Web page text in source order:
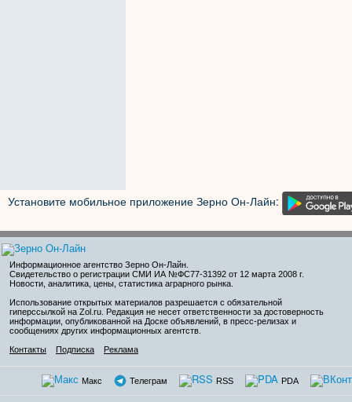
Установите мобильное приложение Зерно Он-Лайн:
Информационное агентство Зерно Он-Лайн
Свидетельство о регистрации СМИ ИА №ФС77-31392 от 12 марта 2008 г.
Новости, аналитика, цены, статистика аграрного рынка.
Использование открытых материалов разрешается с обязательной
гиперссылкой на Zol.ru. Редакция не несет ответственности за достоверность
информации, опубликованной на Доске объявлений, в пресс-релизах и
сообщениях других информационных агентств.
Контакты
Подписка Реклама
Макс Телеграм RSS PDA